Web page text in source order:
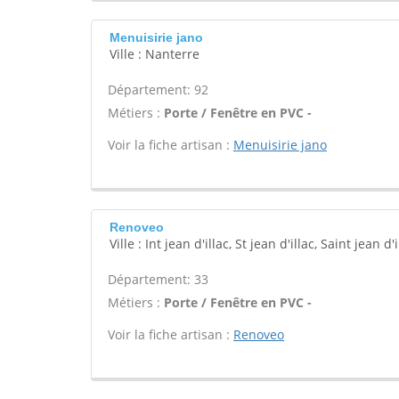
Menuisirie jano
Ville : Nanterre
Département: 92
Métiers : Porte / Fenêtre en PVC -
Voir la fiche artisan : Menuisirie jano
Renoveo
Ville : Int jean d'illac, St jean d'illac, Saint jean
Département: 33
Métiers : Porte / Fenêtre en PVC -
Voir la fiche artisan : Renoveo